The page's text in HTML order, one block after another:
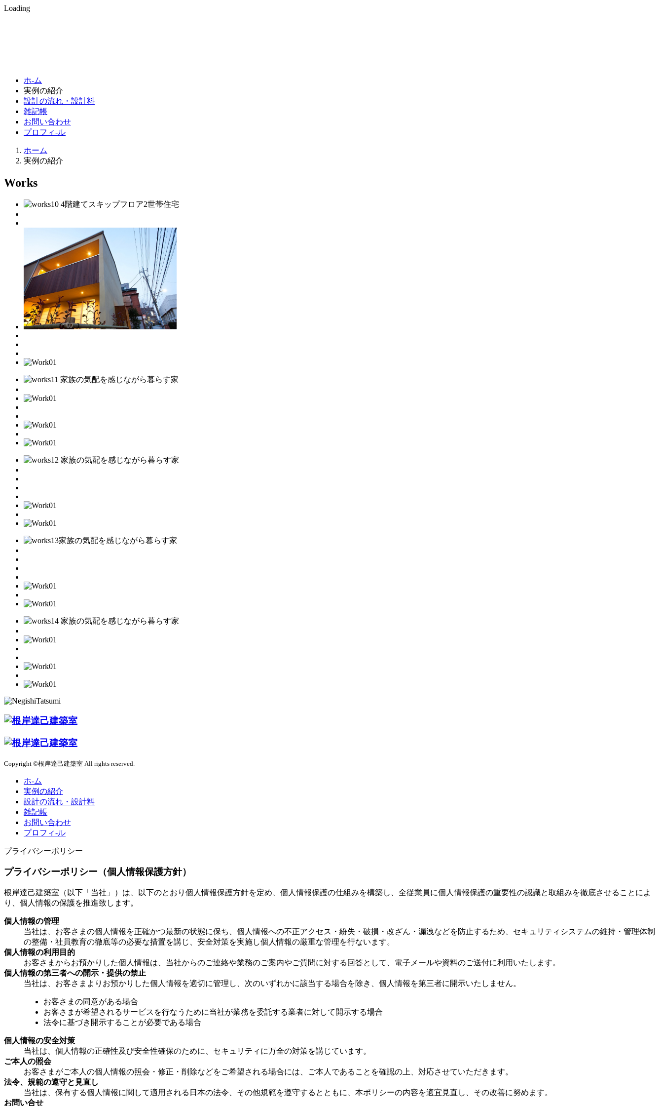
Loading
ホ-ム
実例の紹介
設計の流れ・設計料
雑記帳
お問い合わせ
プロフィ-ル
ホーム
実例の紹介
Works
Copyright ©根岸達己建築室 All rights reserved.
ホ-ム
実例の紹介
設計の流れ・設計料
雑記帳
お問い合わせ
プロフィ-ル
プライバシーポリシー
プライバシーポリシー（個人情報保護方針）
根岸達己建築室（以下「当社」）は、以下のとおり個人情報保護方針を定め、個人情報保護の仕組みを構築し、全従業員に個人情報保護の重要性の認識と取組みを徹底させることによ
り、個人情報の保護を推進致します。
個人情報の管理
当社は、お客さまの個人情報を正確かつ最新の状態に保ち、個人情報への不正アクセス・紛失・破損・改ざん・漏洩などを防止するため、セキュリティシステムの維持・管理体制
の整備・社員教育の徹底等の必要な措置を講じ、安全対策を実施し個人情報の厳重な管理を行ないます。
個人情報の利用目的
お客さまからお預かりした個人情報は、当社からのご連絡や業務のご案内やご質問に対する回答として、電子メールや資料のご送付に利用いたします。
個人情報の第三者への開示・提供の禁止
当社は、お客さまよりお預かりした個人情報を適切に管理し、次のいずれかに該当する場合を除き、個人情報を第三者に開示いたしません。
お客さまの同意がある場合
お客さまが希望されるサービスを行なうために当社が業務を委託する業者に対して開示する場合
法令に基づき開示することが必要である場合
個人情報の安全対策
当社は、個人情報の正確性及び安全性確保のために、セキュリティに万全の対策を講じています。
ご本人の照会
お客さまがご本人の個人情報の照会・修正・削除などをご希望される場合には、ご本人であることを確認の上、対応させていただきます。
法令、規範の遵守と見直し
当社は、保有する個人情報に関して適用される日本の法令、その他規範を遵守するとともに、本ポリシーの内容を適宜見直し、その改善に努めます。
お問い合せ